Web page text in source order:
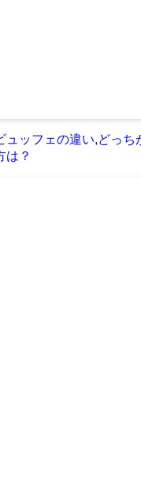
ュッフェの違い,どっち
は？